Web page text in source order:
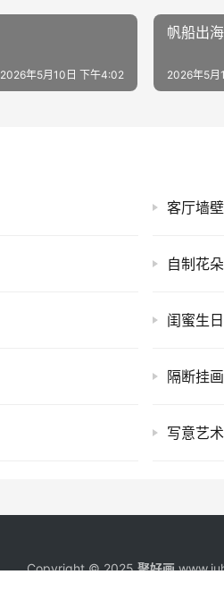
2026年5月10日 下午4:02
帆船出
2026年5月
客厅墙
自制花
闺蜜生
隔断挂
写意艺
Copyright © 2025聚好画